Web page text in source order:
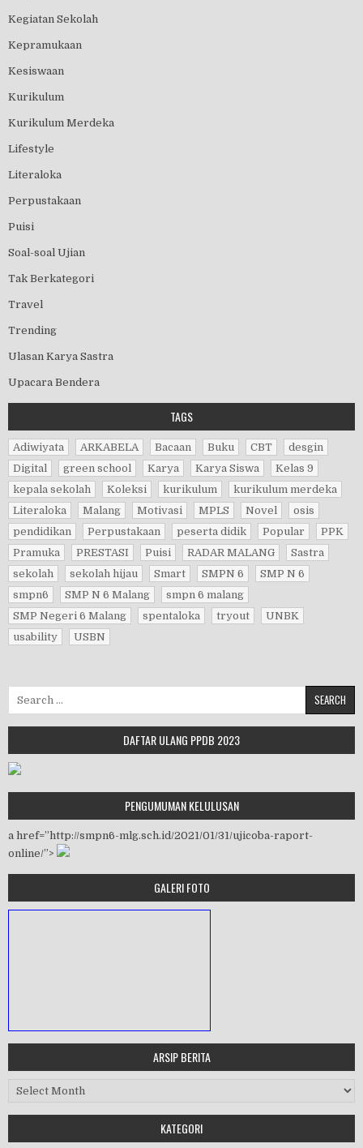
Kegiatan Sekolah
Kepramukaan
Kesiswaan
Kurikulum
Kurikulum Merdeka
Lifestyle
Literaloka
Perpustakaan
Puisi
Soal-soal Ujian
Tak Berkategori
Travel
Trending
Ulasan Karya Sastra
Upacara Bendera
TAGS
Adiwiyata ARKABELA Bacaan Buku CBT
desgin
Digital
green school Karya Karya Siswa
Kelas 9
kepala sekolah
Koleksi kurikulum
kurikulum merdeka
Literaloka
Malang Motivasi MPLS Novel
osis
pendidikan
Perpustakaan peserta didik Popular
PPK
Pramuka
PRESTASI Puisi RADAR MALANG
Sastra
sekolah
sekolah hijau Smart SMPN 6
SMP N 6
smpn6
SMP N 6 Malang
smpn 6 malang
SMP Negeri 6 Malang
spentaloka tryout
UNBK
usability
USBN
DAFTAR ULANG PPDB 2023
PENGUMUMAN KELULUSAN
a href=”http://smpn6-mlg.sch.id/2021/01/31/ujicoba-raport-
online/”>
GALERI FOTO
Workshop Perangkat 2019
ARSIP BERITA
Arsip Berita
KATEGORI